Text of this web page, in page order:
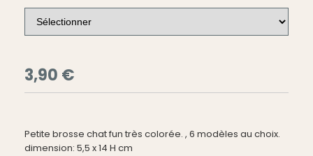
3,90 €
Petite brosse chat fun très colorée. , 6 modèles au choix.
dimension: 5,5 x 14 H cm